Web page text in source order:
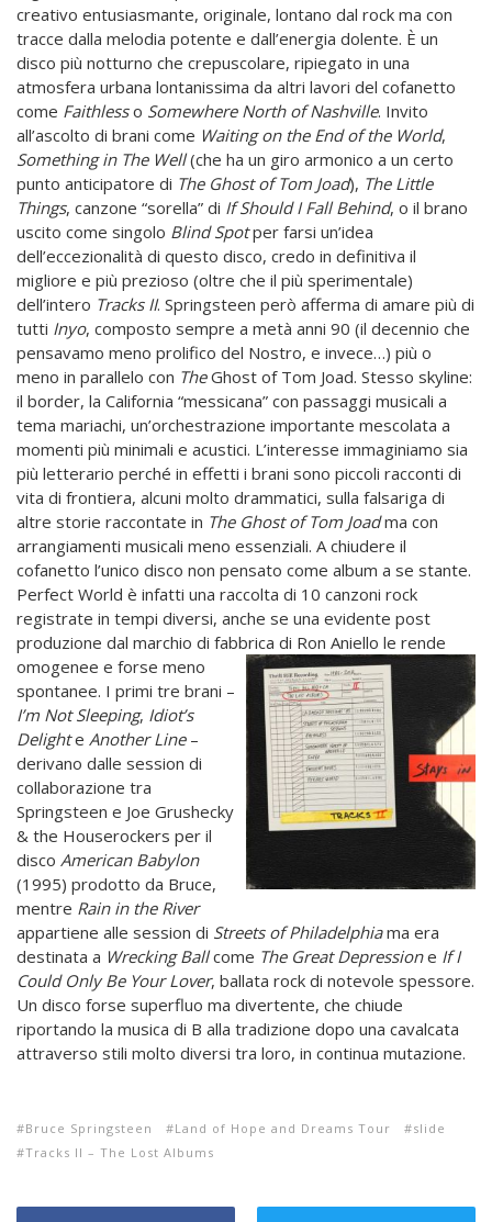
creativo entusiasmante, originale, lontano dal rock ma con
tracce dalla melodia potente e dall’energia dolente. È un
disco più notturno che crepuscolare, ripiegato in una
atmosfera urbana lontanissima da altri lavori del cofanetto
come Faithlesso Somewhere North of Nashville. Invito
all’ascolto di brani come Waiting on the End of the World,
Something in The Well(che ha un giro armonico a un certo
punto anticipatore di The Ghost of Tom Joad), The Little
Things, canzone “sorella” di If Should I Fall Behind, o il brano
uscito come singolo Blind Spotper farsi un’idea
dell’eccezionalità di questo disco, credo in definitiva il
migliore e più prezioso (oltre che il più sperimentale)
dell’intero Tracks II. Springsteen però afferma di amare più di
tutti Inyo, composto sempre a metà anni 90 (il decennio che
pensavamo meno prolifico del Nostro, e invece…) più o
meno in parallelo con TheGhost of Tom Joad. Stesso skyline:
il border, la California “messicana” con passaggi musicali a
tema mariachi, un’orchestrazione importante mescolata a
momenti più minimali e acustici. L’interesse immaginiamo sia
più letterario perché in effetti i brani sono piccoli racconti di
vita di frontiera, alcuni molto drammatici, sulla falsariga di
altre storie raccontate in The Ghost of Tom Joadma con
arrangiamenti musicali meno essenziali. A chiudere il
cofanetto l’unico disco non pensato come album a se stante.
Perfect World è infatti una raccolta di 10 canzoni rock
registrate in tempi diversi, anche se una evidente post
produzione dal marchio di fabbrica di Ron Aniello le rende
omogenee e forse meno
spontanee. I primi tre brani –
I’m Not Sleeping, Idiot’s
Delighte Another Line–
derivano dalle session di
collaborazione tra
Springsteen e Joe Grushecky
& the Houserockers per il
disco American Babylon
(1995) prodotto da Bruce,
mentre Rain in the River
appartiene alle session di Streets of Philadelphiama era
destinata a Wrecking Ballcome The Great Depressione If I
Could Only Be Your Lover, ballata rock di notevole spessore.
Un disco forse superfluo ma divertente, che chiude
riportando la musica di B alla tradizione dopo una cavalcata
attraverso stili molto diversi tra loro, in continua mutazione.
Bruce Springsteen Land of Hope and Dreams Tour
slide
Tracks II – The Lost Albums